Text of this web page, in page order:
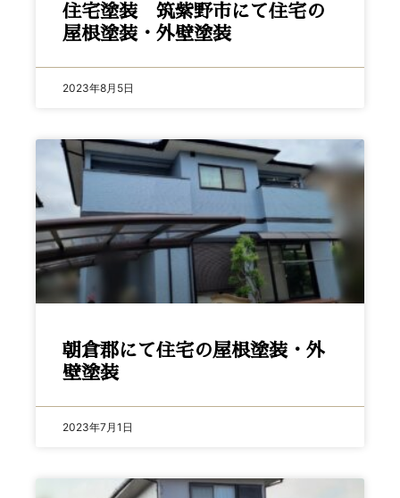
住宅塗装 筑紫野市にて住宅の
屋根塗装・外壁塗装
2023年8月5日
朝倉郡にて住宅の屋根塗装・外
壁塗装
2023年7月1日